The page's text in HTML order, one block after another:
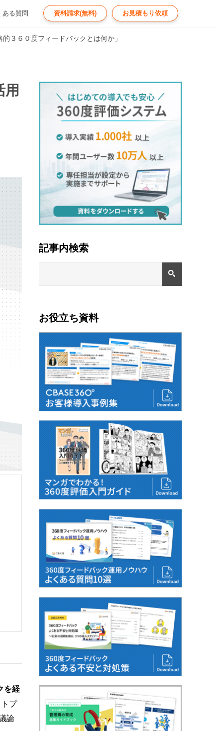
ある質問 資料請求(無料) お見積もり依頼
３６０度フィードバックとは何か」
を経
プ
論
記事内検索
お役立ち資料